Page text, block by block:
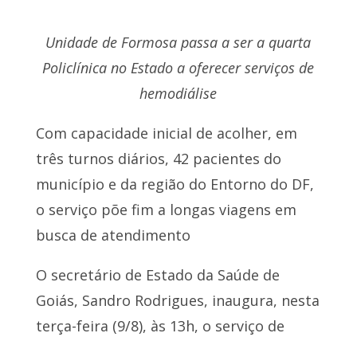
Unidade de Formosa passa a ser a quarta
Policlínica no Estado a oferecer serviços de
hemodiálise
Com capacidade inicial de acolher, em
três turnos diários, 42 pacientes do
município e da região do Entorno do DF,
o serviço põe fim a longas viagens em
busca de atendimento
O secretário de Estado da Saúde de
Goiás, Sandro Rodrigues, inaugura, nesta
terça-feira (9/8), às 13h, o serviço de